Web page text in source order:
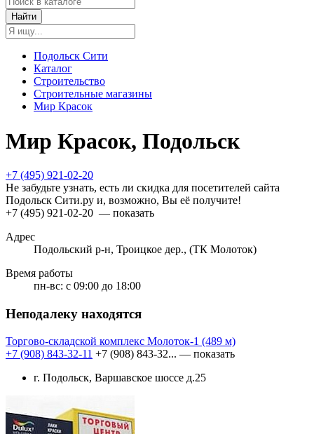
Найти
Подольск Сити
Каталог
Строительство
Строительные магазины
Мир Красок
Мир Красок, Подольск
+7 (495) 921-02-20
Не забудьте узнать, есть ли скидка для посетителей сайта
Подольск Сити.ру и, возможно, Вы её получите!
+7 (495) 921-02-20 — показать
Адрес
Подольский р-н, Троицкое дер., (ТК Молоток)
Время работы
пн-вс: с 09:00 до 18:00
Неподалеку находятся
Торгово-складской комплекс Молоток-1 (489 м)
+7 (908) 843-32-11 +7 (908) 843-32... — показать
г. Подольск, Варшавское шоссе д.25